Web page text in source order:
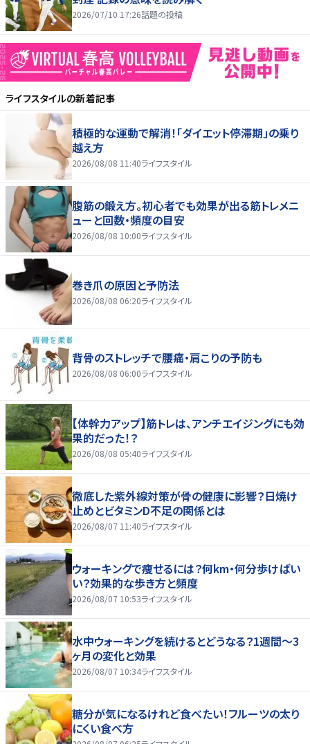
2026/07/10 17:26話題の投稿
ライフスタイルの新着記事
積極的な運動で解消！「ダイエット停滞期」の乗り
越え方
2026/08/08 11:40ライフスタイル
腹筋の鍛え方。初心者でも効果が出る筋トレメニ
ューと回数・頻度の目安
2026/08/08 10:00ライフスタイル
巻き爪の原因と予防法
2026/08/08 06:20ライフスタイル
背骨のストレッチで腰痛・肩こりの予防も
2026/08/08 06:00ライフスタイル
【体幹力アップ】筋トレは、アンチエイジングにも効
果的だった！？
2026/08/08 05:40ライフスタイル
徹底した紫外線対策が骨の健康に影響？日焼け
止めとビタミンD不足の関係とは
2026/08/07 11:40ライフスタイル
ウォーキングで痩せるには？何km・何分歩けばい
い？効果的な歩き方と頻度
2026/08/07 10:53ライフスタイル
水中ウォーキングを続けるとどうなる？1週間～3
ヶ月の変化と効果
2026/08/07 10:34ライフスタイル
糖分が気になるけれど食べたい！フルーツの太り
にくい食べ方